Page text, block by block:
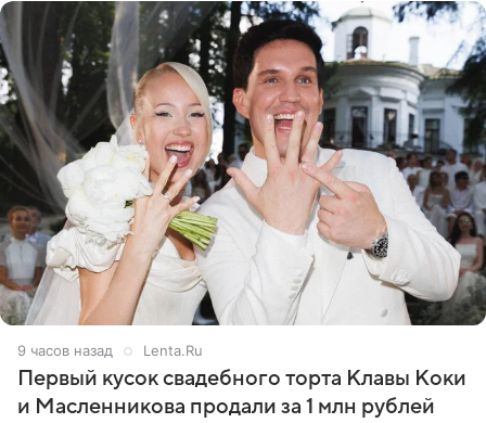
9 часов назад Lenta.Ru
Первый кусок свадебного торта Клавы Коки
и Масленникова продали за 1 млн рублей